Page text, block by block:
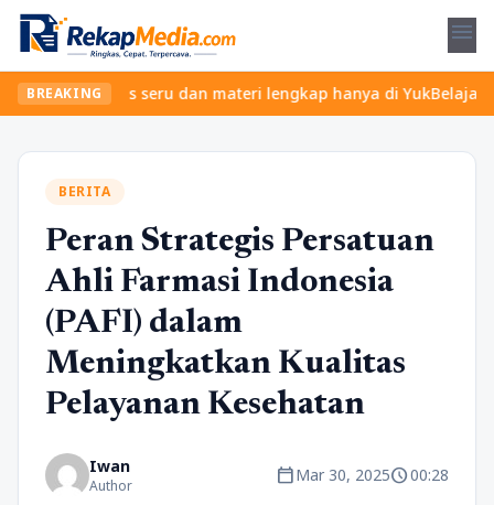
menu
BREAKING
kelas seru dan materi lengkap hanya di YukBelajar.com.
BERITA
Peran Strategis Persatuan
Ahli Farmasi Indonesia
(PAFI) dalam
Meningkatkan Kualitas
Pelayanan Kesehatan
Iwan
Author calendar_todayMar 30, 2025schedule00:28